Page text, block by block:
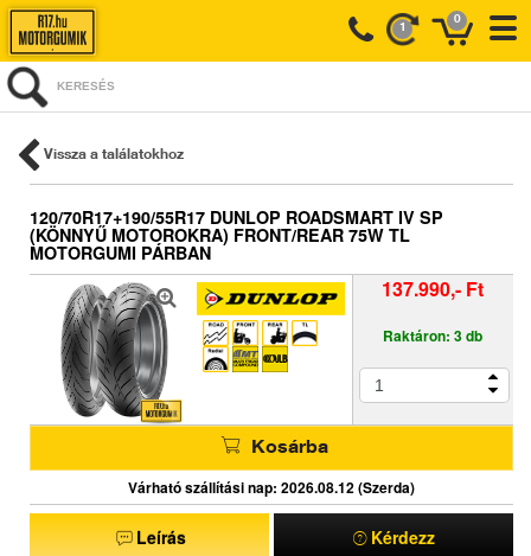
0
1
KERESÉS
Vissza a találatokhoz
120/70R17+190/55R17 DUNLOP ROADSMART IV SP
(KÖNNYŰ MOTOROKRA) FRONT/REAR 75W TL
MOTORGUMI PÁRBAN
137.990,- Ft
Raktáron: 3 db
Kosárba
Várható szállítási nap: 2026.08.12 (Szerda)
Leírás Kérdezz